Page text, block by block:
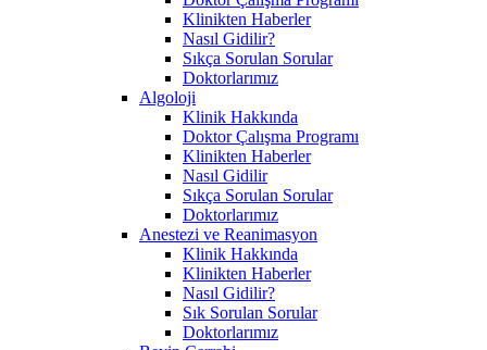
Klinikten Haberler
Nasıl Gidilir?
Sıkça Sorulan Sorular
Doktorlarımız
Algoloji
Klinik Hakkında
Doktor Çalışma Programı
Klinikten Haberler
Nasıl Gidilir
Sıkça Sorulan Sorular
Doktorlarımız
Anestezi ve Reanimasyon
Klinik Hakkında
Klinikten Haberler
Nasıl Gidilir?
Sık Sorulan Sorular
Doktorlarımız